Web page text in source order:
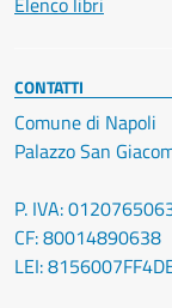
CONTATTI
Comune di Napoli
Palazzo San
P. IVA:
CF: 80014890638
LEI: